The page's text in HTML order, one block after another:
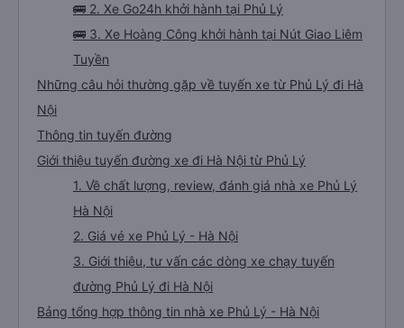
🚌 2. Xe Go24h khởi hành tại Phủ Lý
🚌 3. Xe Hoàng Công khởi hành tại Nút Giao Liêm
Tuyền
Những câu hỏi thường gặp về tuyến xe từ Phủ Lý đi Hà
Nội
Thông tin tuyến đường
Giới thiệu tuyến đường xe đi Hà Nội từ Phủ Lý
1. Về chất lượng, review, đánh giá nhà xe Phủ Lý
Hà Nội
2. Giá vé xe Phủ Lý - Hà Nội
3. Giới thiệu, tư vấn các dòng xe chạy tuyến
đường Phủ Lý đi Hà Nội
Bảng tổng hợp thông tin nhà xe Phủ Lý - Hà Nội